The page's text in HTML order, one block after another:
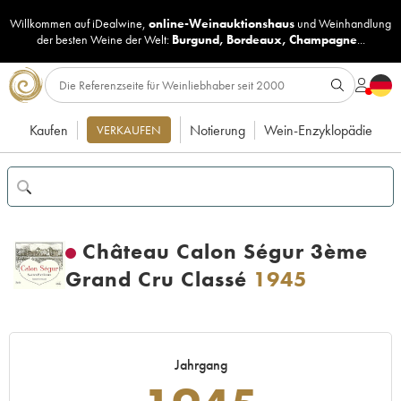
Willkommen auf iDealwine, online-Weinauktionshaus undWeinhandlung
der besten Weine der Welt: Burgund, Bordeaux, Champagne...
Kaufen VERKAUFEN Notierung Wein-Enzyklopädie
Château Calon Ségur 3ème
Grand Cru Classé 1945
Jahrgang